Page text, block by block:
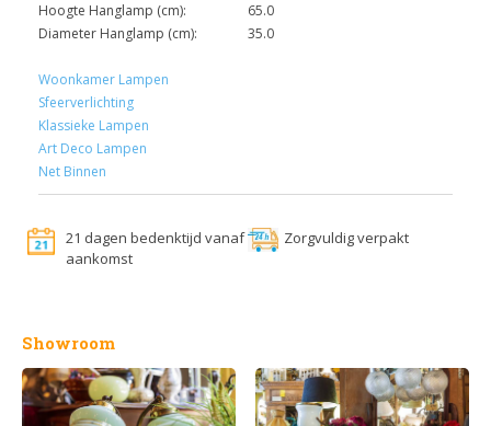
Hoogte Hanglamp (cm):
65.0
Diameter Hanglamp (cm):
35.0
Woonkamer Lampen
Sfeerverlichting
Klassieke Lampen
Art Deco Lampen
Net Binnen
21 dagen bedenktijd vanaf
aankomst
Zorgvuldig verpakt
Showroom